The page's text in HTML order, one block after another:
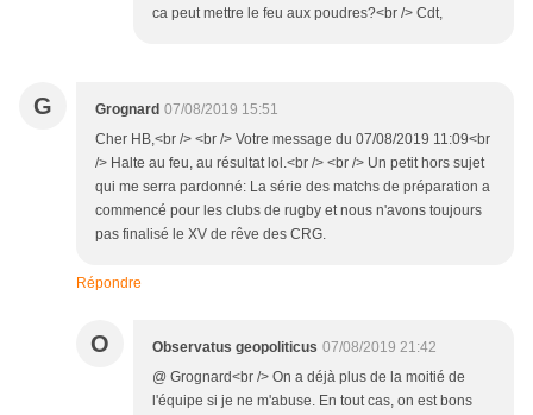
ca peut mettre le feu aux poudres?<br /> Cdt,
G Grognard 07/08/2019 15:51
Cher HB,<br /> <br /> Votre message du 07/08/2019 11:09<br
/> Halte au feu, au résultat lol.<br /> <br /> Un petit hors sujet
qui me serra pardonné: La série des matchs de préparation a
commencé pour les clubs de rugby et nous n'avons toujours
pas finalisé le XV de rêve des CRG.
Répondre
O Observatus geopoliticus 07/08/2019 21:42
@ Grognard<br /> On a déjà plus de la moitié de
l'équipe si je ne m'abuse. En tout cas, on est bons